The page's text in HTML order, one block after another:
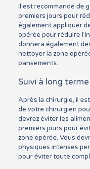
Il est recommandé de
premiers jours pour
également appliquer
opérée pour réduire
donnera également
nettoyer la zone
pansements.
Suivi à long terme
Après la chirurgie, il
de votre chirurgien
devrez éviter les
premiers jours pour
zone opérée. Vous
physiques intenses
pour éviter toute